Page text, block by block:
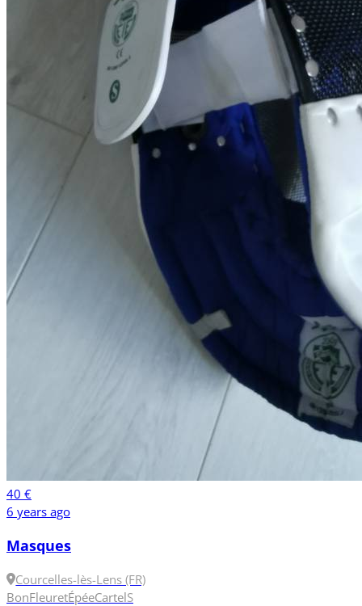
40 €
6 years ago
Masques
Courcelles-lès-Lens (FR)
BonFleuretÉpéeCartelS